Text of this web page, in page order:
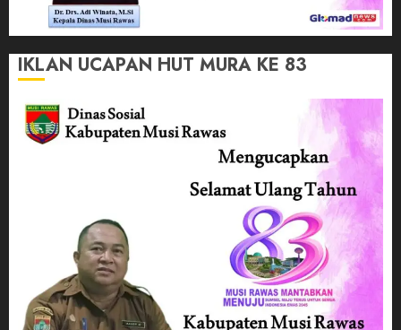
IKLAN UCAPAN HUT MURA KE 83